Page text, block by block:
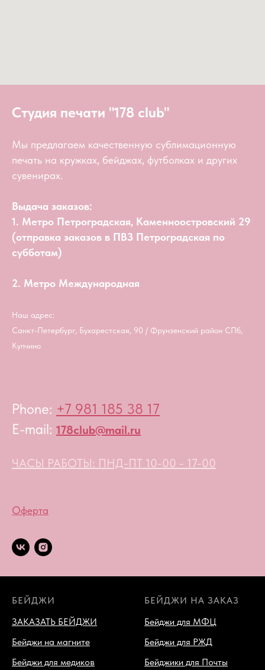
Студия печати "178 club"
Мы предлагаем качественную сублимационную
печать на кружках, бейджах, футболках и других
сувенирах.
Выдача заказов:
1. Метро Петроградская, Каменноостровский 29
(отправка заказов в ПВЗ Петроградская по
субботам)
2. Метро Международная
Наш адрес:
Санкт-Петербург, Бухарестская, 90 / Фрунзенский район СПб,
Купчино
Phone: +7 981 185 38 17
E-mail: 178club@mail.ru
ЧАСЫ РАБОТЫ: ПНД-ПТ 10-00 - 17-00
Оферта
БЕЙДЖИ
ЗАКАЗАТЬ БЕЙДЖИ
Бейджи на магните
Бейджи для медиков
БЕЙДЖИ НА ЗАКАЗ
Бейджи для МФЦ
Бейджи для РЖД
Бейджики для Почты